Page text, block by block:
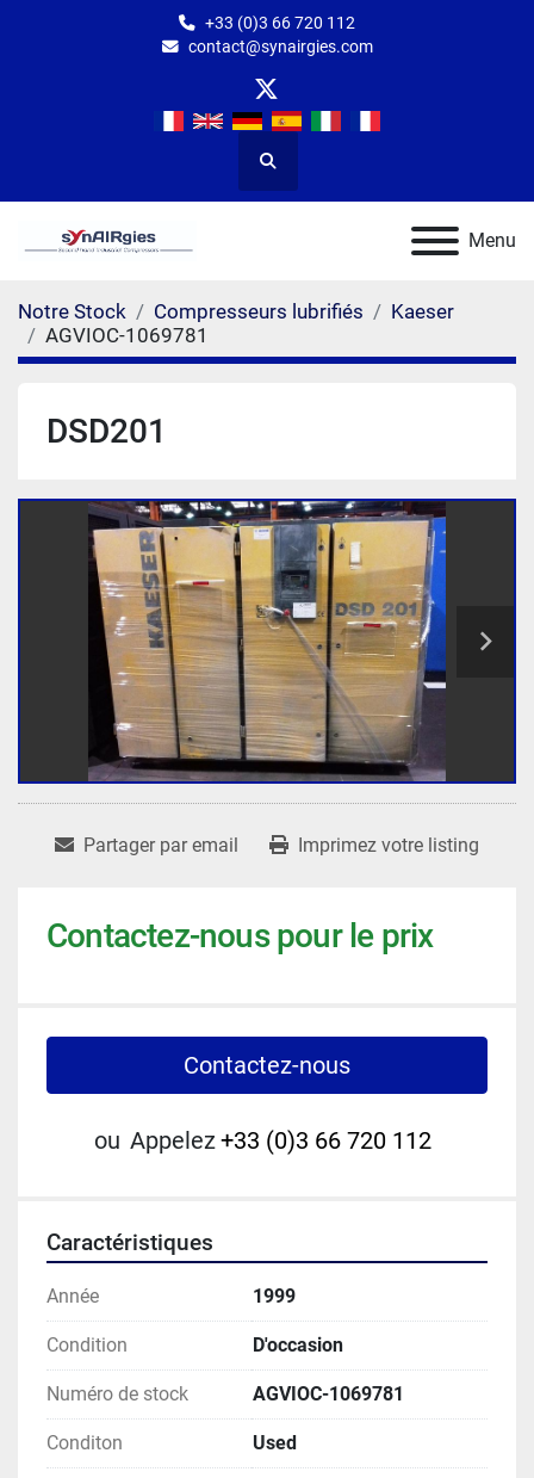
+33 (0)3 66 720 112
contact@synairgies.com
twitter
Rechercher
Menu
Notre Stock Compresseurs lubrifiés
Kaeser
AGVIOC-1069781
DSD201
Partager par email Imprimez votre listing
Contactez-nous pour le prix
Contactez-nous
ou Appelez+33 (0)3 66 720 112
Caractéristiques
Année 1999
Condition D'occasion
Numéro de stock AGVIOC-1069781
Conditon Used